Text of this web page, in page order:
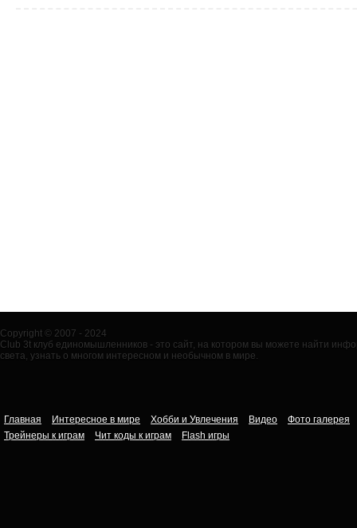
Copyright © 2007 - 2024
Club 3t клуб единомышленников - это сайт, на котором вы можете найти
света, узнать о многом интересном и необычном в мире.
Главная Интересное в мире Хобби и Увлечения Видео
Фото галерея
Трейнеры к играм
Чит коды к играм Flash игры